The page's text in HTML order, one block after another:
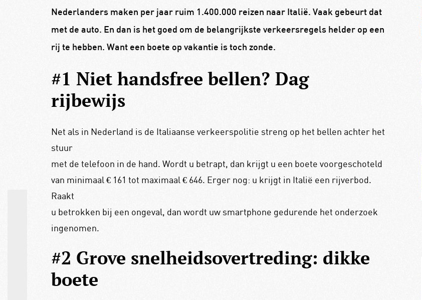
Nederlanders maken per jaar ruim 1.400.000 reizen naar Italië. Vaak gebeurt dat
met de auto. En dan is het goed om de belangrijkste verkeersregels helder op een
rij te hebben. Want een boete op vakantie is toch zonde.
#1 Niet handsfree bellen? Dag
rijbewijs
Net als in Nederland is de Italiaanse verkeerspolitie streng op het bellen achter het
stuur
met de telefoon in de hand. Wordt u betrapt, dan krijgt u een boete voorgeschoteld
van minimaal € 161 tot maximaal € 646. Erger nog: u krijgt in Italië een rijverbod.
Raakt
u betrokken bij een ongeval, dan wordt uw smartphone gedurende het onderzoek
ingenomen.
#2 Grove snelheidsovertreding: dikke
boete